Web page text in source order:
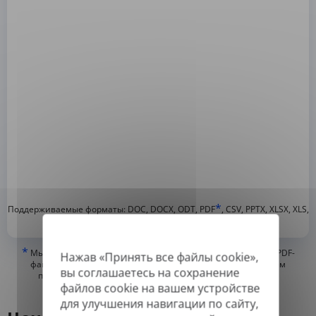
Нажав «Принять все файлы cookie»,
вы соглашаетесь на сохранение
файлов cookie на вашем устройстве
для улучшения навигации по сайту,
Поддерживаемые форматы: DOC, DOCX, ODT, PDF*, CSV, PPTX, XLSX, XLS,
RTF, TXT
* Мы можем переводить только «истинные» или цифровые PDF-
файлы, а также файлы с возможностью поиска, но не можем
переводить PDF-файлы, состоящие из изображений, или
отсканированные PDF.